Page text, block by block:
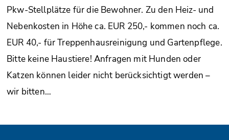
Pkw-Stellplätze für die Bewohner. Zu den Heiz- und
Nebenkosten in Höhe ca. EUR 250,- kommen noch ca.
EUR 40,- für Treppenhausreinigung und Gartenpflege.
Bitte keine Haustiere! Anfragen mit Hunden oder
Katzen können leider nicht berücksichtigt werden –
wir bitten…